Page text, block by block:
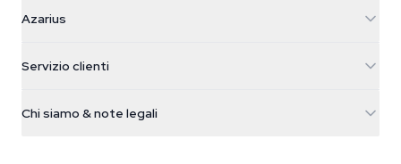
Galvaniweg 11
Nederland
+31(0)204897914
Azarius
Smokeshop
Servizio clienti
Chi siamo & note legali